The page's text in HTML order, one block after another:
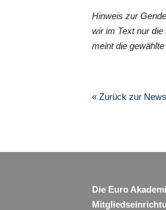
Hinweis zur
wir im Text nur
meint die
« Zurück zur
Die Euro